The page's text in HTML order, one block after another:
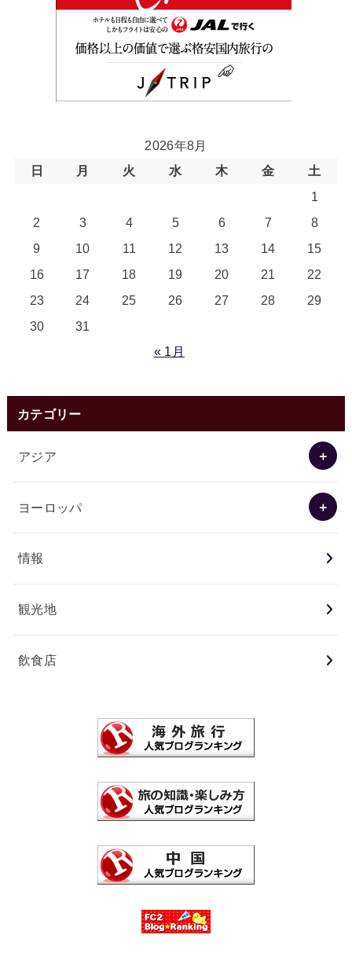
2026年8月
日
月 火 水 木 金
土
1
2
3 4 5 6 7
8
9
10 11 12 13 14
15
16
17 18 19 20 21
22
23
24 25 26 27 28
29
30
31
« 1月
カテゴリー
アジア
ヨーロッパ
情報
観光地
飲食店